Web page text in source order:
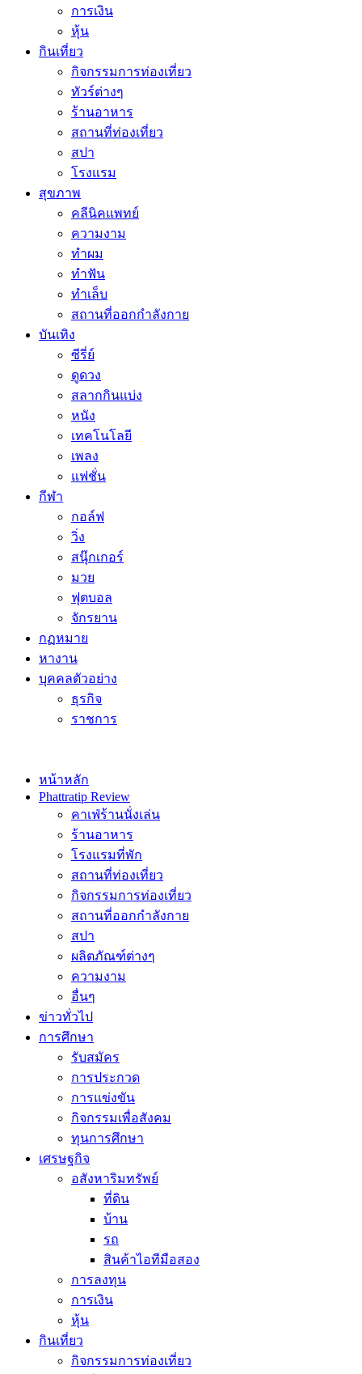
การเงิน
หุ้น
กินเที่ยว
กิจกรรมการท่องเที่ยว
ทัวร์ต่างๆ
ร้านอาหาร
สถานที่ท่องเที่ยว
สปา
โรงแรม
สุขภาพ
คลีนิคแพทย์
ความงาม
ทำผม
ทำฟัน
ทำเล็บ
สถานที่ออกกำลังกาย
บันเทิง
ซีรี่ย์
ดูดวง
สลากกินแบ่ง
หนัง
เทคโนโลยี
เพลง
แฟชั่น
กีฬา
กอล์ฟ
วิ่ง
สนุ๊กเกอร์
มวย
ฟุตบอล
จักรยาน
กฏหมาย
หางาน
บุคคลตัวอย่าง
ธุรกิจ
ราชการ
หน้าหลัก
Phattratip Review
คาเฟ่ร้านนั่งเล่น
ร้านอาหาร
โรงแรมที่พัก
สถานที่ท่องเที่ยว
กิจกรรมการท่องเที่ยว
สถานที่ออกกำลังกาย
สปา
ผลิตภัณฑ์ต่างๆ
ความงาม
อื่นๆ
ข่าวทั่วไป
การศึกษา
รับสมัคร
การประกวด
การแข่งขัน
กิจกรรมเพื่อสังคม
ทุนการศึกษา
เศรษฐกิจ
อสังหาริมทรัพย์
ที่ดิน
บ้าน
รถ
สินค้าไอทีมือสอง
การลงทุน
การเงิน
หุ้น
กินเที่ยว
กิจกรรมการท่องเที่ยว